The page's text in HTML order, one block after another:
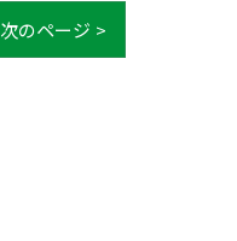
次のページ >